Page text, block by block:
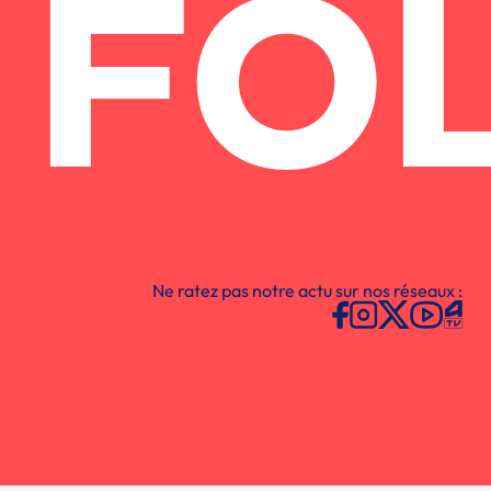
Ne ratez pas notre actu sur nos réseaux :